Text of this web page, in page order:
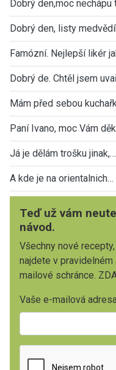
Dobrý den,moc nechápu
Dobrý den, listy
Famózní. Nejlepší likér
Dobrý de. Chtěl jsem
Mám před sebou
Paní Ivano, moc Vám
Já je dělám trošku jinak,…
A kde je na orientalnich…
Teď už vám
návod.
Všechny nové
najdete v
mailové schránce.
Vaše e-mailová